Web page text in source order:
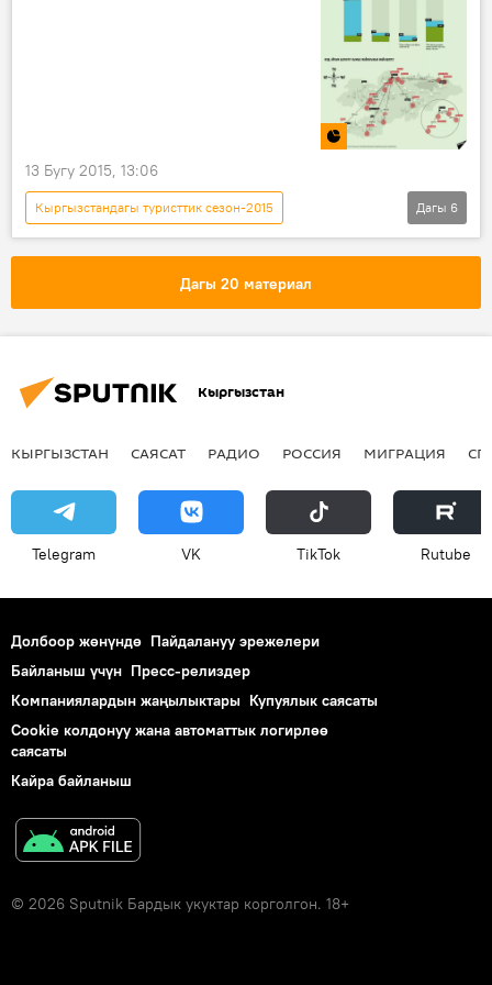
13 Бугу 2015, 13:06
Кыргызстандагы туристтик сезон-2015
Кыргызстан
Инфографика
Коом
кымыз менен дарылоо
Дагы 6
Дагы 20 материал
Кыргызстан
КЫРГЫЗСТАН САЯСАТ РАДИО РОССИЯ МИГРАЦИЯ
Telegram VK ТikТоk Rutube
Долбоор жөнүндө Пайдалануу эрежелери
Байланыш үчүн Пресс-релиздер
Компаниялардын жаңылыктары Купуялык саясаты
Cookie колдонуу жана автоматтык логирлөө
саясаты
Кайра байланыш
© 2026 Sputnik Бардык укуктар корголгон. 18+